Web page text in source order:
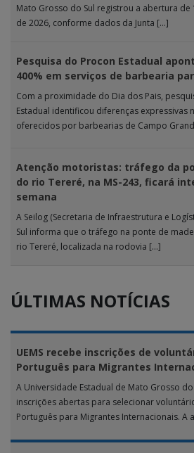
Mato Grosso do Sul registrou a abertura de
de 2026, conforme dados da Junta […]
Pesquisa do Procon Estadual
400% em serviços de barbearia
Com a proximidade do Dia dos Pais,
Estadual identificou diferenças expressivas
oferecidos por barbearias de Campo
Atenção motoristas: tráfego da
do rio Tereré, na MS-243, ficará
semana
A Seilog (Secretaria de Infraestrutura e
Sul informa que o tráfego na ponte de
rio Tereré, localizada na rodovia […]
ÚLTIMAS NOTÍCIAS
UEMS recebe inscrições de
Português para Migrantes
A Universidade Estadual de Mato Grosso do
inscrições abertas para selecionar
Português para Migrantes Internacionais. A